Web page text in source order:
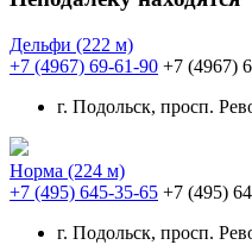
Дельфи (222 м)
+7 (4967) 69-61-90 +7 (4967)
г. Подольск, просп.
Норма (224 м)
+7 (495) 645-35-65 +7 (495)
г. Подольск, просп.